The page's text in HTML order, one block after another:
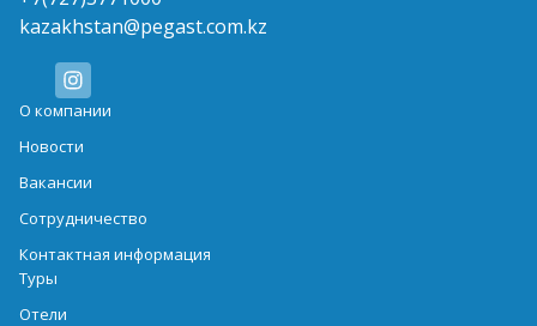
kazakhstan@pegast.com.kz
О компании
Новости
Вакансии
Сотрудничество
Контактная информация
Туры
Отели